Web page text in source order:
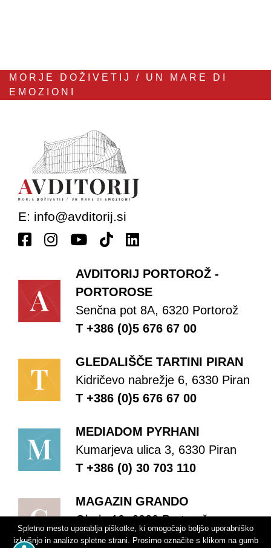
MORJE DOŽIVETIJ / UN MARE DI
EMOZIONI
E: info@avditorij.si
AVDITORIJ PORTOROŽ -
PORTOROSE
Senčna pot 8A, 6320 Portorož
T +386 (0)5 676 67 00
GLEDALIŠČE TARTINI PIRAN
Kidričevo nabrežje 6, 6330 Piran
T +386 (0)5 676 67 00
MEDIADOM PYRHANI
Kumarjeva ulica 3, 6330 Piran
T +386 (0) 30 703 110
MAGAZIN GRANDO
Obala 10, 6320 Portorož
T +386 (0)5 676 67 00
Spletno mesto uporablja piškotke, ki omogočajo boljšo uporabniško
izkušnjo in analizo spletne strani. Prosimo označite s klikom na gumb